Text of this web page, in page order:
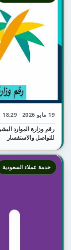
19 مايو 2026 · 18:29
للتواصل والاستفسار
خدمة عملاء السعودية